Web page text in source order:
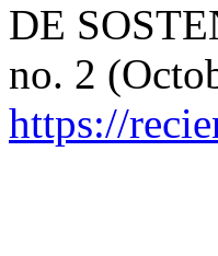
DE
no. 2
https://